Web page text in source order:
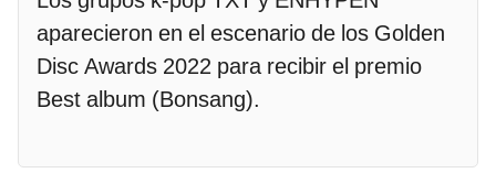
aparecieron en el escenario de los Golden
Disc Awards 2022 para recibir el premio
Best album (Bonsang).